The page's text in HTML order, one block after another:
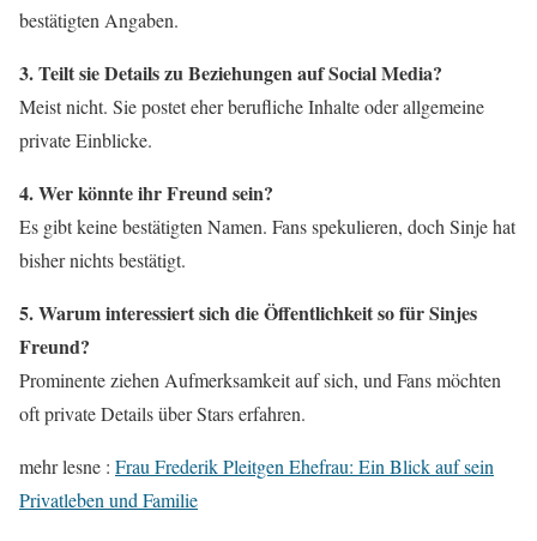
bestätigten Angaben.
3. Teilt sie Details zu Beziehungen auf Social Media?
Meist nicht. Sie postet eher berufliche Inhalte oder allgemeine
private Einblicke.
4. Wer könnte ihr Freund sein?
Es gibt keine bestätigten Namen. Fans spekulieren, doch Sinje hat
bisher nichts bestätigt.
5. Warum interessiert sich die Öffentlichkeit so für Sinjes
Freund?
Prominente ziehen Aufmerksamkeit auf sich, und Fans möchten
oft private Details über Stars erfahren.
mehr lesne : Frau Frederik Pleitgen Ehefrau: Ein Blick auf sein
Privatleben und Familie